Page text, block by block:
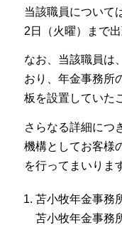
当該職員について
2日（火曜）まで
なお、当該職員は
おり、年金事務所
板を設置していた
さらなる詳細につ
機構としてお客様
を行ってまいりま
苫小牧年金事務
苫小牧年金事務